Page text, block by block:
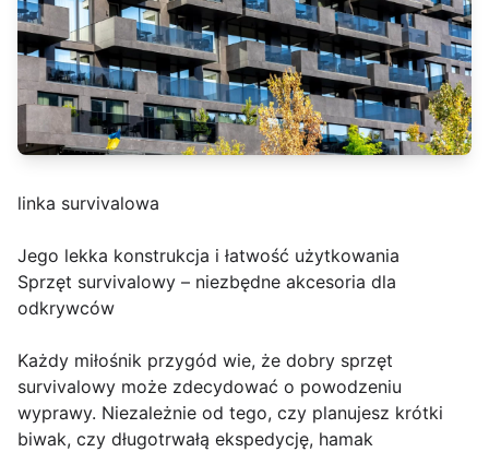
linka survivalowa
Jego lekka konstrukcja i łatwość użytkowania
Sprzęt survivalowy – niezbędne akcesoria dla
odkrywców
Każdy miłośnik przygód wie, że dobry sprzęt
survivalowy może zdecydować o powodzeniu
wyprawy. Niezależnie od tego, czy planujesz krótki
biwak, czy długotrwałą ekspedycję, hamak